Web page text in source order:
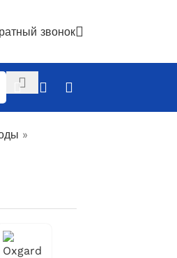
звонок
»